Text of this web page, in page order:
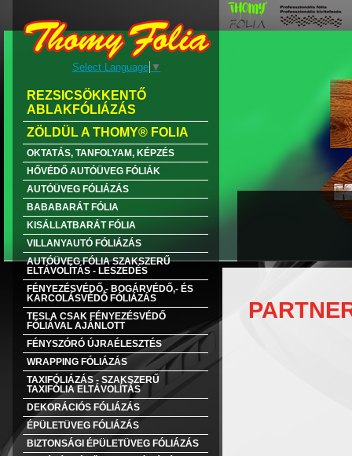
Select Language ▼
REZSICSÖKKENTŐ
ABLAKFÓLIÁZÁS
ZÖLDÜL A THOMY® FOLIA
OKTATÁS, TANFOLYAM, KÉPZÉS
HŐVÉDŐ AUTÓÜVEG FÓLIÁK
AUTÓÜVEG FÓLIÁZÁS
BABABARÁT FÓLIA
KISÁLLATBARÁT FÓLIA
VILLANYAUTÓ FÓLIÁZÁS
AUTÓÜVEG FÓLIA SZAKSZERŰ
ELTÁVOLÍTÁS - LESZEDÉS
FÉNYEZÉSVÉDŐ,- BOGÁRVÉDŐ,- ÉS
KARCOLÁSVÉDŐ FÓLIÁZÁS
TESLA CSAK FÉNYEZÉSVÉDŐ
FÓLIÁVAL AJÁNLOTT
FÉNYSZÓRÓ ÚJRAÉLESZTÉS
WRAPPING FÓLIÁZÁS
TAXIFÓLIÁZÁS - SZAKSZERŰ
TAXIFÓLIA ELTÁVOLÍTÁS
DEKORÁCIÓS FÓLIÁZÁS
ÉPÜLETÜVEG FÓLIÁZÁS
BIZTONSÁGI ÉPÜLETÜVEG FÓLIÁZÁS